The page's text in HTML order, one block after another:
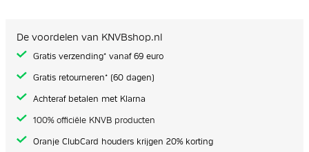
De voordelen van KNVBshop.nl
Gratis verzending* vanaf 69 euro
Gratis retourneren* (60 dagen)
Achteraf betalen met Klarna
100% officiële KNVB producten
Oranje ClubCard houders krijgen 20% korting